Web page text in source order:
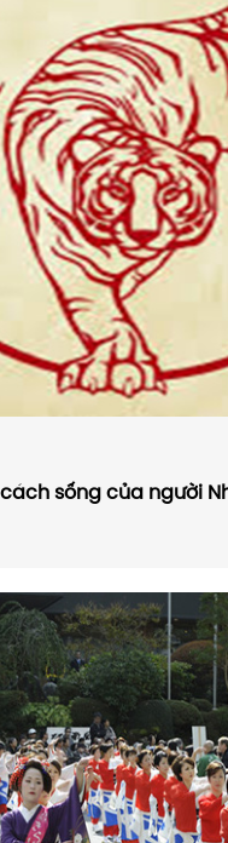
sống của người